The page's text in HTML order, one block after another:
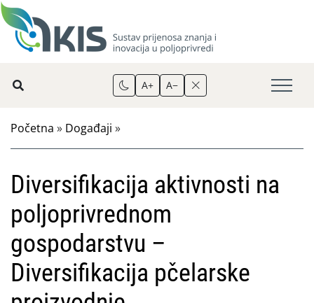
A+ A−
Početna » Događaji »
Diversifikacija aktivnosti na
poljoprivrednom
gospodarstvu –
Diversifikacija pčelarske